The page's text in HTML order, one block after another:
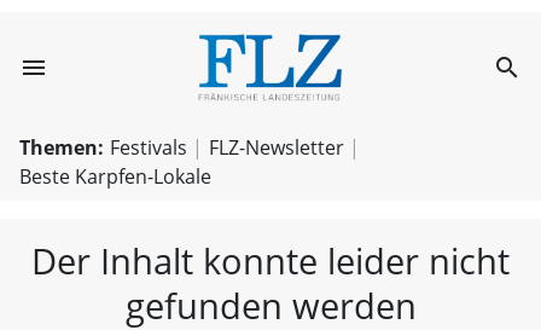
menu FLZ – search
Themen: Festivals
FLZ-Newsletter
Beste Karpfen-Lokale
Der Inhalt konnte leider nicht
gefunden werden